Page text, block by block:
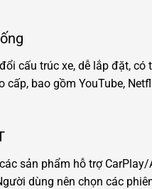
cấu trúc xe, dễ lắp đặt, có
bao gồm YouTube,
sản phẩm hỗ trợ
dùng nên chọn các